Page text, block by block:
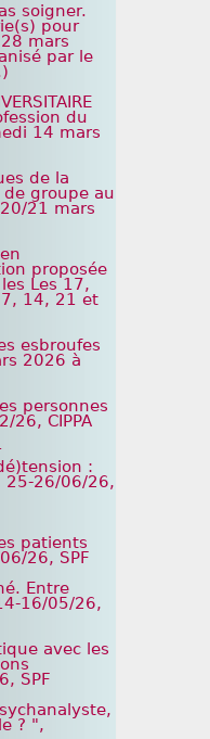
soigner.
pour
mars
par le
du
14 mars
de la
de groupe au
21 mars
proposée
Les 17,
14, 21 et
esbroufes
2026 à
personnes
26, CIPPA
:
25-26/06/26,
patients
26, SPF
Entre
16/05/26,
avec les
SPF
? ",